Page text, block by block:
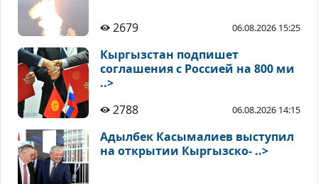
2679 06.08.2026 15:25
Кыргызстан подпишет
соглашения с Россией на 800 ми
..>
2788
06.08.2026 14:15
Адылбек Касымалиев выступил
на открытии Кыргызско- ..>